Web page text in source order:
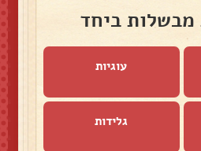
ביחד
עוגיות
גלידות